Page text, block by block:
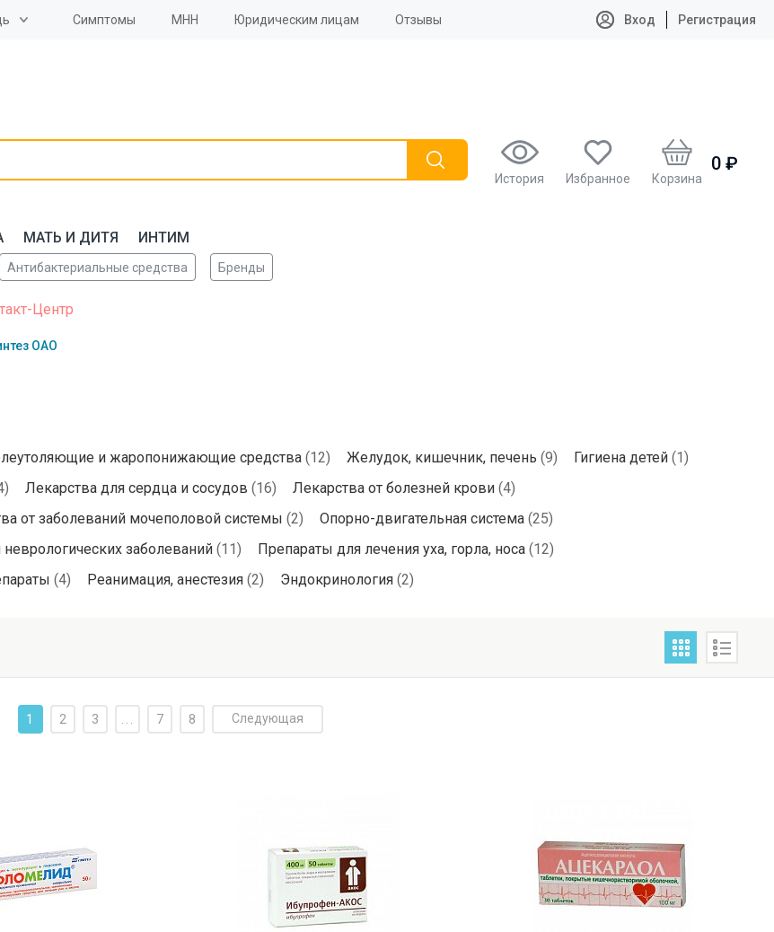
Симптомы МНН Юридическим лицам Отзывы Вход Регистрация
История Избранное Корзина
0 ₽
МАТЬ И ДИТЯ ИНТИМ
Антибактериальные средства Бренды
Центр
ОАО
и жаропонижающие средства (12) Желудок, кишечник, печень (9) Гигиена детей (1)
Лекарства для сердца и сосудов (16) Лекарства от болезней крови (4)
от заболеваний мочеполовой системы (2) Опорно-двигательная система (25)
заболеваний (11) Препараты для лечения уха, горла, носа (12)
(4) Реанимация, анестезия (2) Эндокринология (2)
1 2 3 7 8 Следующая